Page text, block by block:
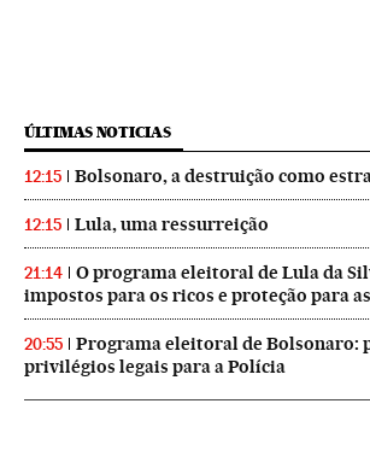
ÚLTIMAS NOTICIAS
12:15 Bolsonaro, a destruição como
12:15 Lula, uma ressurreição
21:14
O programa eleitoral de Lula da
impostos para os ricos e proteção para
20:55
Programa eleitoral de Bolsonaro:
privilégios legais para a Polícia